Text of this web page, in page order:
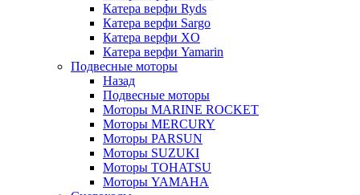
Катера верфи Ryds
Катера верфи Sargo
Катера верфи XO
Катера верфи Yamarin
Подвесные моторы
Назад
Подвесные моторы
Моторы MARINE ROCKET
Моторы MERCURY
Моторы PARSUN
Моторы SUZUKI
Моторы TOHATSU
Моторы YAMAHA